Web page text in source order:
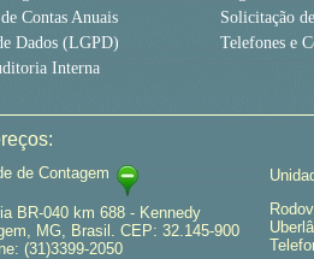
Contas Anuais
Dados (LGPD)
Interna
Solicitação
Telefones e
de Contagem
BR-040 km 688 - Kennedy
MG, Brasil. CEP: 32.145-900
(31)3399-2050